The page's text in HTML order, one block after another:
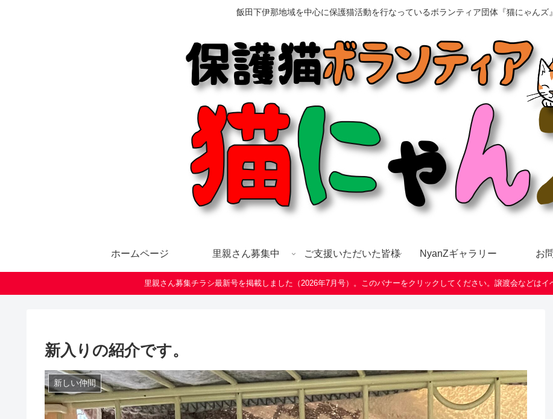
飯田下伊那地域を中心に保護猫活動を行なっているボランティア団体『猫にゃんズ
ホームページ 里親さん募集中 ご支援いただいた皆様 NyanZギャラリー お
里親さん募集チラシ最新号を掲載しました（2026年7月号）。このバナーをクリックしてください。譲渡会などはイ
新入りの紹介です。
新しい仲間